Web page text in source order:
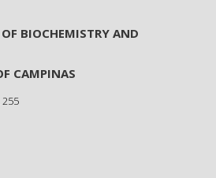
BIOCHEMISTRY AND
CAMPINAS